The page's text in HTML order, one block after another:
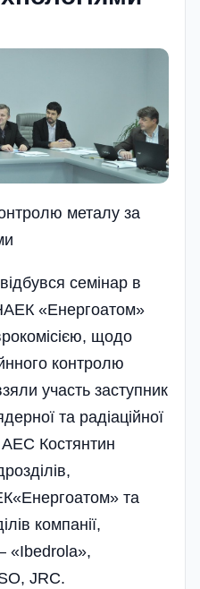
металу за
семінар в
«Енергоатом»
щодо
контролю
участь заступник
та радіаційної
АЕС Костянтин
та
компанії,
«Ibedrola»,
JRC.